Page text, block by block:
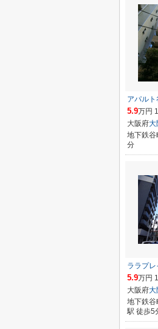
アパルト
5.9万円
大阪府大
地下鉄谷
分
ララプ
5.9万円
大阪府大
地下鉄谷
駅 徒歩5